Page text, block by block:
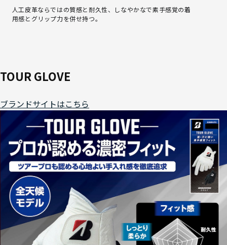
人工皮革ならではの質感と耐久性、しなやかなで素手感覚の着
用感とグリップ力を併せ持つ。
TOUR GLOVE
ブランドサイトはこちら